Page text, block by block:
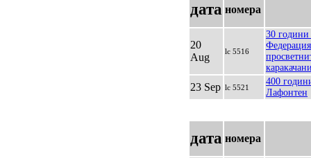
дата номера
20
Aug
lc 5516
30 години
23 Sep lc 5521
400
Лафонтен
дата номера